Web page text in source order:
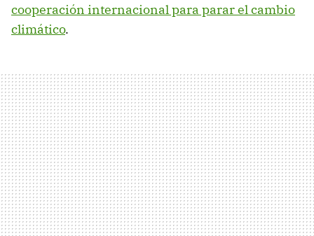
cooperación internacional para parar el cambio
climático.